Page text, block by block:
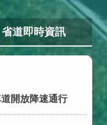
省道即時資訊
開放降速通行